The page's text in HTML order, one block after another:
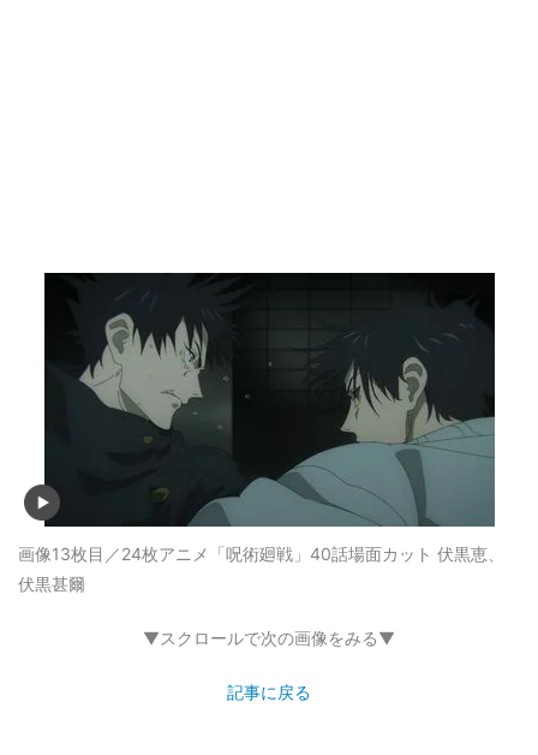
画像13枚目／24枚アニメ「呪術廻戦」40話場面カット 伏黒恵、
伏黒甚爾
▼スクロールで次の画像をみる▼
記事に戻る